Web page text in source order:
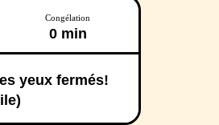
Congélation
0 min
yeux fermés!